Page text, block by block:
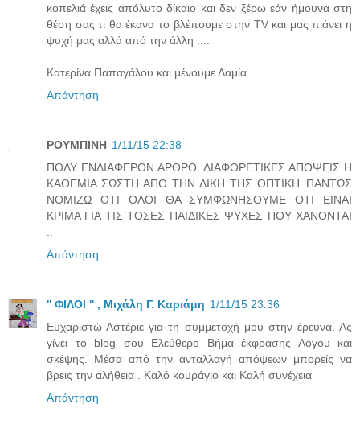
κοπελιά έχεις απόλυτο δίκαιο και δεν ξέρω εάν ήμουνα στη
θέση σας τι θα έκανα το βλέπουμε στην TV και μας πιάνει η
ψυχή μας αλλά από την άλλη ....
Κατερίνα Παπαγάλου και μένουμε Λαμία.
Απάντηση
ΡΟΥΜΠΙΝΗ 1/11/15 22:38
ΠΟΛΥ ΕΝΔΙΑΦΕΡΟΝ ΑΡΘΡΟ..ΔΙΑΦΟΡΕΤΙΚΕΣ ΑΠΟΨΕΙΣ Η
ΚΑΘΕΜΙΑ ΣΩΣΤΗ ΑΠΟ ΤΗΝ ΔΙΚΗ ΤΗΣ ΟΠΤΙΚΗ..ΠΑΝΤΩΣ
ΝΟΜΙΖΩ ΟΤΙ ΟΛΟΙ ΘΑ ΣΥΜΦΩΝΗΣΟΥΜΕ ΟΤΙ ΕΙΝΑΙ
ΚΡΙΜΑ ΓΙΑ ΤΙΣ ΤΟΣΕΣ ΠΑΙΔΙΚΕΣ ΨΥΧΕΣ ΠΟΥ ΧΑΝΟΝΤΑΙ
..
Απάντηση
'' ΦΙΛΟΙ '' , Μιχάλη Γ. Καριάμη 1/11/15 23:36
Ευχαριστώ Αστέριε για τη συμμετοχή μου στην έρευνα. Ας
γίνει το blog σου Ελεύθερο Βήμα έκφρασης Λόγου και
σκέψης. Μέσα από την ανταλλαγή απόψεων μπορείς να
βρεις την αλήθεια . Καλό κουράγιο και Καλή συνέχεια
Απάντηση